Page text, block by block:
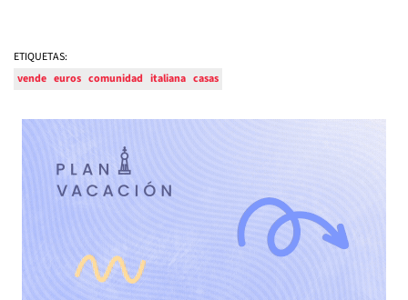
ETIQUETAS:
vende euros comunidad italiana casas